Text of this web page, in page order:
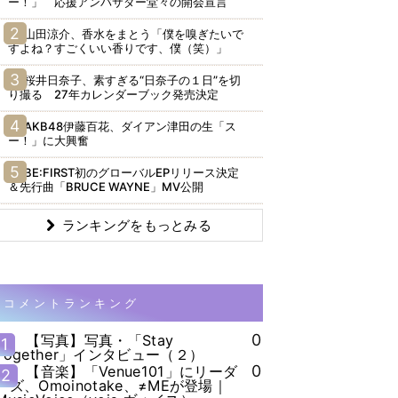
山田涼介、香水をまとう「僕を嗅ぎたいで
すよね？すごくいい香りです、僕（笑）」
桜井日奈子、素すぎる“日奈子の１日”を切
り撮る 27年カレンダーブック発売決定
AKB48伊藤百花、ダイアン津田の生「ス
ー！」に大興奮
BE:FIRST初のグローバルEPリリース決定
＆先行曲「BRUCE WAYNE」MV公開
ランキングをもっとみる
コメントランキング
1
【写真】写真・「Stay
」インタビュー（２）
0
2
【音楽】「Venue101」にリーダ
ズ、Omoinotake、≠MEが登場｜
0